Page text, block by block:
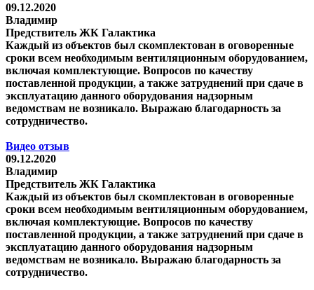
09.12.2020
Владимир
Предствитель ЖК Галактика
Каждый из объектов был скомплектован в оговоренные
сроки всем необходимым вентиляционным оборудованием,
включая комплектующие. Вопросов по качеству
поставленной продукции, а также затруднений при сдаче в
эксплуатацию данного оборудования надзорным
ведомствам не возникало. Выражаю благодарность за
сотрудничество.
Видео отзыв
09.12.2020
Владимир
Предствитель ЖК Галактика
Каждый из объектов был скомплектован в оговоренные
сроки всем необходимым вентиляционным оборудованием,
включая комплектующие. Вопросов по качеству
поставленной продукции, а также затруднений при сдаче в
эксплуатацию данного оборудования надзорным
ведомствам не возникало. Выражаю благодарность за
сотрудничество.